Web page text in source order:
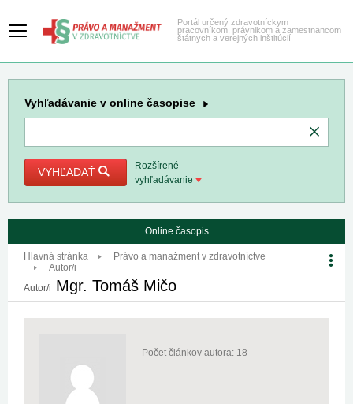
Portál určený zdravotníckym
pracovníkom, právnikom a zamestnancom
štátnych a verejných inštitúcií
Vyhľadávanie v online časopise
VYHĽADAŤ
Rozšírené
vyhľadávanie
Online časopis
Hlavná stránka
Právo a manažment v zdravotníctve
Autor/i
Autor/i Mgr. Tomáš Mičo
Počet článkov autora: 18